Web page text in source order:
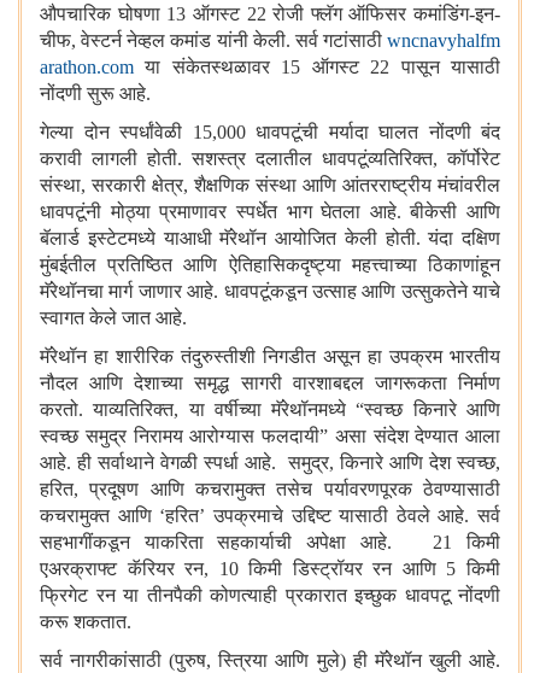
औपचारिक घोषणा 13 ऑगस्ट 22 रोजी फ्लॅग ऑफिसर कमांडिंग-इन-
चीफ,वेस्टर्न नेव्हल कमांड यांनी केली. सर्व गटांसाठी wncnavyhalfm
arathon.com या संकेतस्थळावर 15 ऑगस्ट 22 पासून यासाठी
नोंदणी सुरू आहे.
गेल्या दोन स्पर्धांवेळी 15,000 धावपटूंची मर्यादा घालत नोंदणी बंद
करावी लागली होती. सशस्त्र दलातील धावपटूंव्यतिरिक्त,कॉर्पोरेट
संस्था,सरकारी क्षेत्र,शैक्षणिक संस्था आणि आंतरराष्ट्रीय मंचांवरील
धावपटूंनी मोठ्या प्रमाणावर स्पर्धेत भाग घेतला आहे. बीकेसी आणि
बॅलार्ड इस्टेटमध्ये याआधी मॅरेथॉन आयोजित केली होती. यंदा दक्षिण
मुंबईतील प्रतिष्ठित आणि ऐतिहासिकदृष्ट्या महत्त्वाच्या ठिकाणांहून
मॅरेथॉनचा मार्ग जाणार आहे. धावपटूंकडून उत्साह आणि उत्सुकतेने याचे
स्वागत केले जात आहे.
मॅरेथॉन हा शारीरिक तंदुरुस्तीशी निगडीत असून हा उपक्रम भारतीय
नौदल आणि देशाच्या समृद्ध सागरी वारशाबद्दल जागरूकता निर्माण
करतो. याव्यतिरिक्त,या वर्षीच्या मॅरेथॉनमध्ये“स्वच्छ किनारे आणि
स्वच्छ समुद्र निरामय आरोग्यास फलदायी” असा संदेश देण्यात आला
आहे. ही सर्वाथाने वेगळी स्पर्धा आहे. समुद्र,किनारे आणि देश स्वच्छ,
हरित,प्रदूषण आणि कचरामुक्त तसेच पर्यावरणपूरक ठेवण्यासाठी
कचरामुक्त आणि ‘हरित’ उपक्रमाचे उद्दिष्ट यासाठी ठेवले आहे. सर्व
सहभागींकडून याकरिता सहकार्याची अपेक्षा आहे. 21 किमी
एअरक्राफ्ट कॅरियर रन, 10 किमी डिस्ट्रॉयर रन आणि 5 किमी
फ्रिगेट रन या तीनपैकी कोणत्याही प्रकारात इच्छुक धावपटू नोंदणी
करू शकतात.
सर्व नागरीकांसाठी (पुरुष,स्त्रिया आणि मुले) ही मॅरेथॉन खुली आहे.